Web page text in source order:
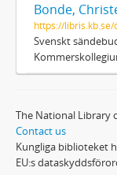
Bonde,
https://
Svenskt
The National Library
Contact us
Kungliga biblioteket
EU:s